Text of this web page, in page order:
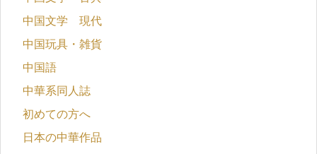
中国文学 現代
中国玩具・雑貨
中国語
中華系同人誌
初めての方へ
日本の中華作品